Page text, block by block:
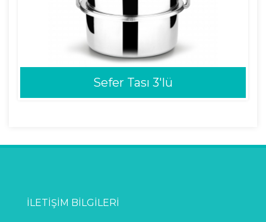
Sefer Tası 3'lü
İLETIŞIM BILGILERI